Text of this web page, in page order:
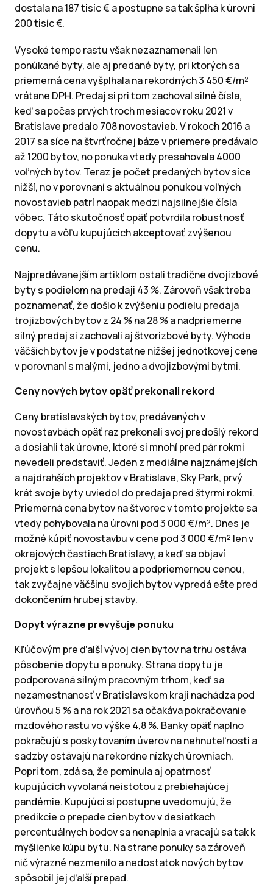
dostala na 187 tisíc € a postupne sa tak šplhá k úrovni
200 tisíc €.
Vysoké tempo rastu však nezaznamenali len
ponúkané byty, ale aj predané byty, pri ktorých sa
priemerná cena vyšplhala na rekordných 3 450 €/m²
vrátane DPH. Predaj si pri tom zachoval silné čísla,
keď sa počas prvých troch mesiacov roku 2021 v
Bratislave predalo 708 novostavieb. V rokoch 2016 a
2017 sa síce na štvrťročnej báze v priemere predávalo
až 1200 bytov, no ponuka vtedy presahovala 4000
voľných bytov. Teraz je počet predaných bytov síce
nižší, no v porovnaní s aktuálnou ponukou voľných
novostavieb patrí naopak medzi najsilnejšie čísla
vôbec. Táto skutočnosť opäť potvrdila robustnosť
dopytu a vôľu kupujúcich akceptovať zvýšenou
cenu.
Najpredávanejším artiklom ostali tradične dvojizbové
byty s podielom na predaji 43 %. Zároveň však treba
poznamenať, že došlo k zvýšeniu podielu predaja
trojizbových bytov z 24 % na 28 % a nadpriemerne
silný predaj si zachovali aj štvorizbové byty. Výhoda
väčších bytov je v podstatne nižšej jednotkovej cene
v porovnaní s malými, jedno a dvojizbovými bytmi.
Ceny nových bytov opäť prekonali rekord
Ceny bratislavských bytov, predávaných v
novostavbách opäť raz prekonali svoj predošlý rekord
a dosiahli tak úrovne, ktoré si mnohí pred pár rokmi
nevedeli predstaviť. Jeden z mediálne najznámejších
a najdrahších projektov v Bratislave, Sky Park, prvý
krát svoje byty uviedol do predaja pred štyrmi rokmi.
Priemerná cena bytov na štvorec v tomto projekte sa
vtedy pohybovala na úrovni pod 3 000 €/m². Dnes je
možné kúpiť novostavbu v cene pod 3 000 €/m² len v
okrajových častiach Bratislavy, a keď sa objaví
projekt s lepšou lokalitou a podpriemernou cenou,
tak zvyčajne väčšinu svojich bytov vypredá ešte pred
dokončením hrubej stavby.
Dopyt výrazne prevyšuje ponuku
Kľúčovým pre ďalší vývoj cien bytov na trhu ostáva
pôsobenie dopytu a ponuky. Strana dopytu je
podporovaná silným pracovným trhom, keď sa
nezamestnanosť v Bratislavskom kraji nachádza pod
úrovňou 5 % a na rok 2021 sa očakáva pokračovanie
mzdového rastu vo výške 4,8 %. Banky opäť naplno
pokračujú s poskytovaním úverov na nehnuteľnosti a
sadzby ostávajú na rekordne nízkych úrovniach.
Popri tom, zdá sa, že pominula aj opatrnosť
kupujúcich vyvolaná neistotou z prebiehajúcej
pandémie. Kupujúci si postupne uvedomujú, že
predikcie o prepade cien bytov v desiatkach
percentuálnych bodov sa nenaplnia a vracajú sa tak k
myšlienke kúpu bytu. Na strane ponuky sa zároveň
nič výrazné nezmenilo a nedostatok nových bytov
spôsobil jej ďalší prepad.